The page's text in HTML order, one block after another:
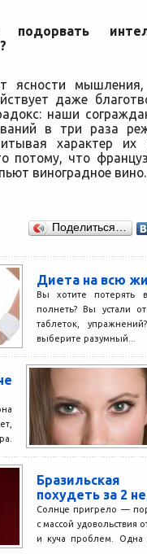
ясности
даже
наши
в три раза
характер их
потому, что
виноградное вино.
Поделиться…
Диета на всю
Вы хотите потерять
полнеть? Вы устали
таблеток,
выберите разумный...
похудеть за 2
Солнце пригрело —
с массой удовольствия
и куча проблем. Одна